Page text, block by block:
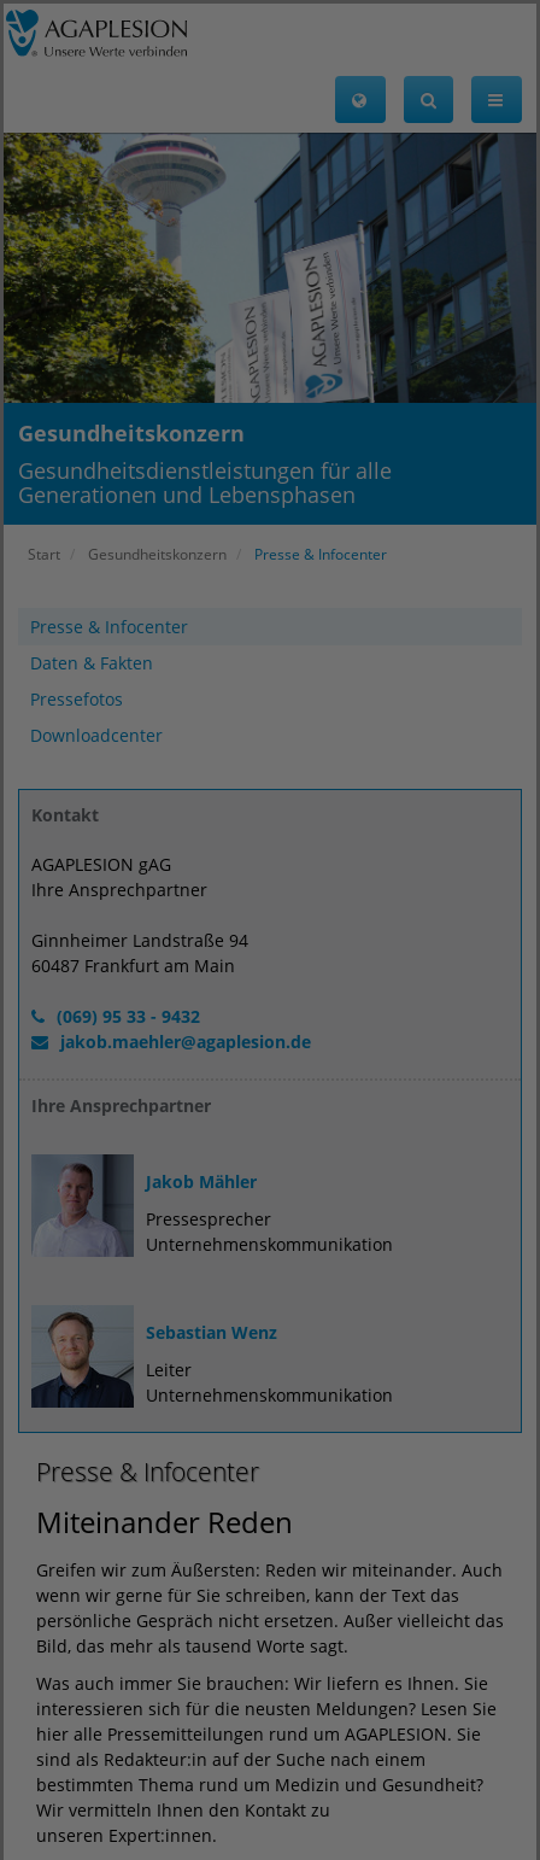
Gesundheitskonzern
Gesundheitsdienstleistungen für alle
Generationen und Lebensphasen
Start Gesundheitskonzern Presse & Infocenter
Presse & Infocenter
Daten & Fakten
Pressefotos
Downloadcenter
Kontakt
AGAPLESION gAG
Ihre Ansprechpartner
Ginnheimer Landstraße 94
60487 Frankfurt am Main
(069) 95 33 - 9432
jakob.maehler@agaplesion.de
Ihre Ansprechpartner
Jakob Mähler
Pressesprecher
Unternehmenskommunikation
Sebastian Wenz
Leiter
Unternehmenskommunikation
Presse & Infocenter
Miteinander Reden
Greifen wir zum Äußersten: Reden wir miteinander. Auch
wenn wir gerne für Sie schreiben, kann der Text das
persönliche Gespräch nicht ersetzen. Außer vielleicht das
Bild, das mehr als tausend Worte sagt.
Was auch immer Sie brauchen: Wir liefern es Ihnen. Sie
interessieren sich für die neusten Meldungen? Lesen Sie
hier alle Pressemitteilungen rund um AGAPLESION. Sie
sind als Redakteur:in auf der Suche nach einem
bestimmten Thema rund um Medizin und Gesundheit?
Wir vermitteln Ihnen den Kontakt zu
unseren Expert:innen.